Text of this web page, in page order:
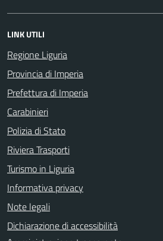
LINK UTILI
Regione Liguria
Provincia di Imperia
Prefettura di Imperia
Carabinieri
Polizia di Stato
Riviera Trasporti
Turismo in Liguria
Informativa privacy
Note legali
Dichiarazione di accessibilità